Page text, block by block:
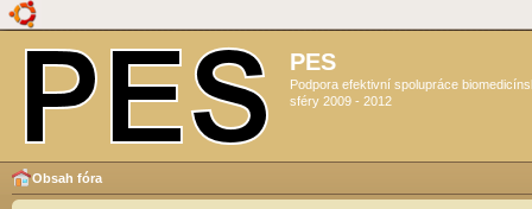
PES
Podpora efektivní spolupráce
sféry 2009 - 2012
Obsah fóra